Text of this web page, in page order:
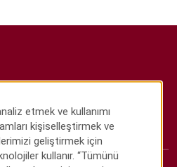
etmek ve kullanımı
kişiselleştirmek ve
geliştirmek için
kullanır. “Tümünü